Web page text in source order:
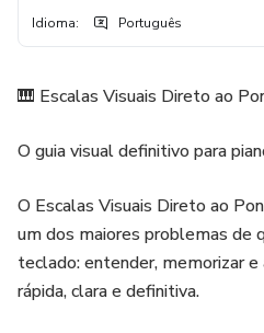
Idioma: Português
🎹 Escalas Visuais Direto ao
O guia visual definitivo para
O Escalas Visuais Direto ao
um dos maiores problemas de
teclado: entender, memorizar
rápida, clara e definitiva.